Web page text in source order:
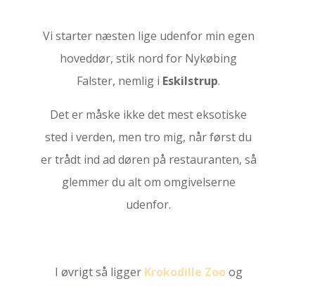
Vi starter næsten lige udenfor min egen
hoveddør, stik nord for Nykøbing
Falster, nemlig i Eskilstrup.
Det er måske ikke det mest eksotiske
sted i verden, men tro mig, når først du
er trådt ind ad døren på restauranten, så
glemmer du alt om omgivelserne
udenfor.
I øvrigt så ligger Krokodille Zooog